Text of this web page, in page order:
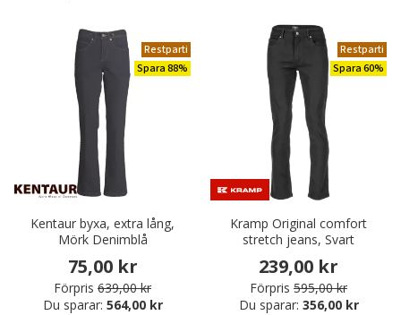
Restparti
Spara 88%
Kentaur byxa, extra lång,
Mörk Denimblå
75,00 kr
Förpris 639,00 kr
Du sparar: 564,00 kr
Restparti
Spara 60%
Kramp Original comfort
stretch jeans, Svart
239,00 kr
Förpris 595,00 kr
Du sparar: 356,00 kr